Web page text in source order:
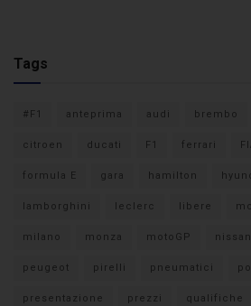
Tags
#F1 anteprima audi brembo
citroen ducati F1 ferrari
formula E gara hamilton
lamborghini leclerc libere
milano monza motoGP nissan
peugeot pirelli pneumatici
presentazione prezzi qualifiche